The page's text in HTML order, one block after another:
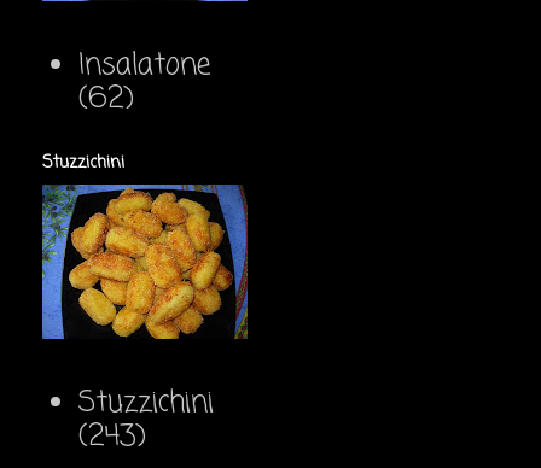
Insalatone
(62)
Stuzzichini
Stuzzichini
(243)